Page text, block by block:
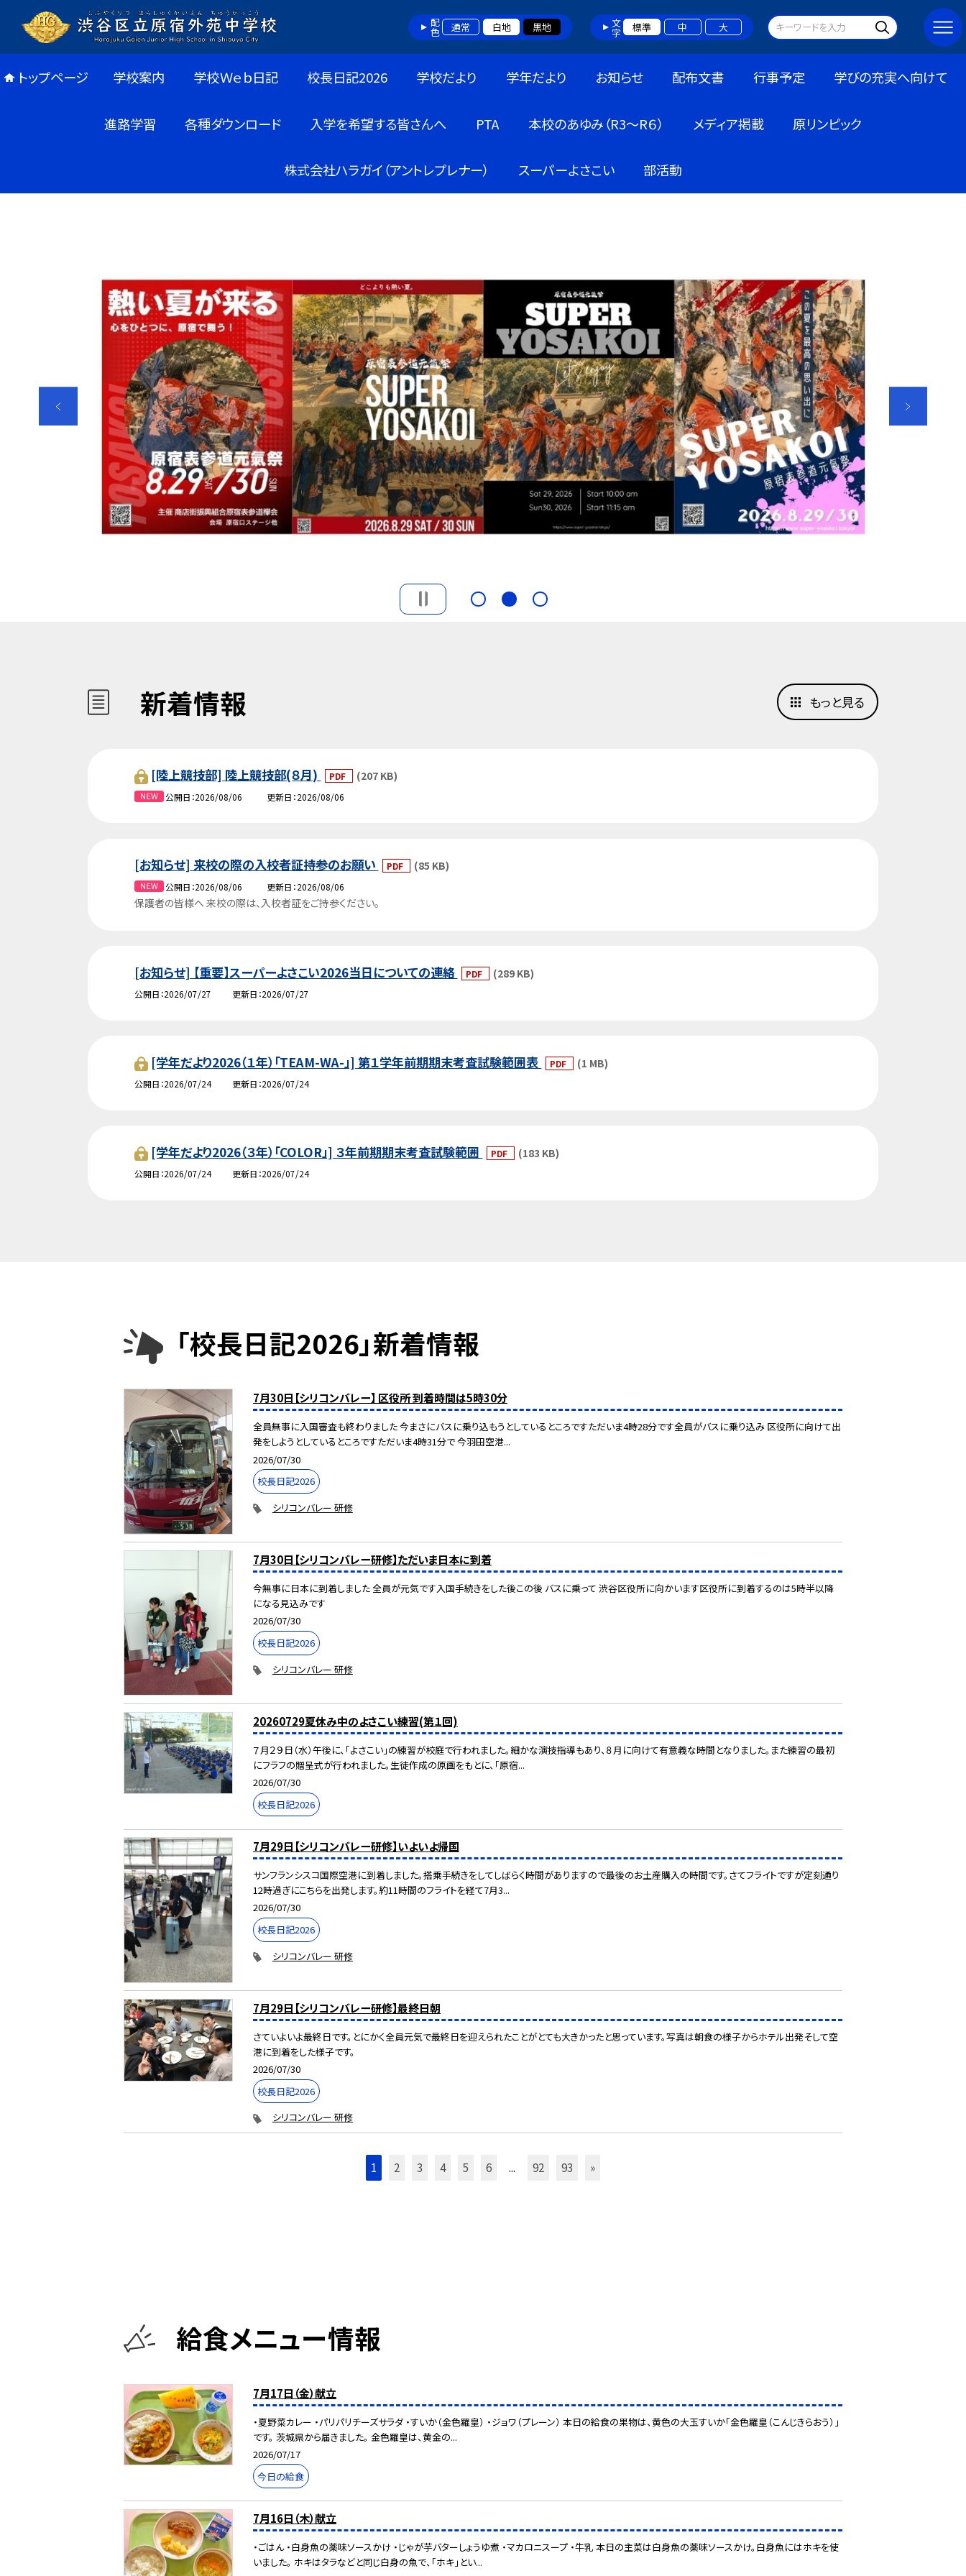
配色 通常 白地 黒地 文字 標準 中 大
トップページ 学校案内 学校Ｗｅｂ日記 校長日記2026 学校だより 学年だより お知らせ 配布文書 行事予定 学びの充実へ向けて
進路学習 各種ダウンロード 入学を希望する皆さんへ PTA 本校のあゆみ（R3～R６） メディア掲載 原リンピック
株式会社ハラガイ（アントレプレナー） スーパーよさこい 部活動
新着情報
[陸上競技部] 陸上競技部(８月) PDF (207 KB)
公開日 2026/08/06 更新日 2026/08/06
[お知らせ] 来校の際の入校者証持参のお願い PDF (85 KB)
公開日 2026/08/06 更新日 2026/08/06
保護者の皆様へ 来校の際は、入校者証をご持参ください。
[お知らせ] 【重要】スーパーよさこい2026当日についての連絡 PDF (289 KB)
公開日 2026/07/27 更新日 2026/07/27
[学年だより2026（１年）「TEAM-WA-」] 第１学年前期期末考査試験範囲表 PDF (1 MB)
公開日 2026/07/24 更新日 2026/07/24
[学年だより2026（３年）「COLOR」] ３年前期期末考査試験範囲 PDF (183 KB)
公開日 2026/07/24 更新日 2026/07/24
もっと見る
「校長日記2026」新着情報
7月30日【シリコンバレー】 区役所 到着時間は5時30分
全員無事に入国審査も終わりました 今まさにバスに乗り込もうとしているところですただいま4時28分です全員がバスに乗り込み 区役所に向けて出
発をしようとしているところですただいま4時31分で 今羽田空港...
2026/07/30
校長日記2026
シリコンバレー 研修
7月30日【シリコンバレー研修】ただいま日本に到着
今無事に日本に到着しました 全員が元気です入国手続きをした後この後 バスに乗って 渋谷区役所に向かいます区役所に到着するのは5時半以降
になる見込みです
2026/07/30
校長日記2026
シリコンバレー 研修
20260729夏休み中のよさこい練習(第１回)
７月２９日（水）午後に、「よさこい」の練習が校庭で行われました。細かな演技指導もあり、８月に向けて有意義な時間となりました。また練習の最初
にフラフの贈呈式が行われました。生徒作成の原画をもとに、「原宿...
2026/07/30
校長日記2026
7月29日【シリコンバレー研修】いよいよ帰国
サンフランシスコ国際空港に到着しました。搭乗手続きをしてしばらく時間がありますので最後のお土産購入の時間です。さてフライトですが定刻通り
12時過ぎにこちらを出発します。約11時間のフライトを経て7月3...
2026/07/30
校長日記2026
シリコンバレー 研修
7月29日【シリコンバレー研修】最終日朝
さていよいよ最終日です。とにかく全員元気で最終日を迎えられたことがとても大きかったと思っています。写真は朝食の様子からホテル出発そして空
港に到着をした様子です。
2026/07/30
校長日記2026
シリコンバレー 研修
1 2 3 4 5 6 ... 92 93 »
給食メニュー情報
7月17日（金）献立
・夏野菜カレー ・パリパリチーズサラダ ・すいか（金色羅皇） ・ジョワ（プレーン） 本日の給食の果物は、黄色の大玉すいか「金色羅皇（こんじきらおう）」
です。 茨城県から届きました。 金色羅皇は、黄金の...
2026/07/17
今日の給食
7月16日（木）献立
・ごはん ・白身魚の薬味ソースかけ ・じゃが芋バターしょうゆ煮 ・マカロニスープ ・牛乳 本日の主菜は白身魚の薬味ソースかけ。白身魚にはホキを使
いました。 ホキはタラなどと同じ白身の魚で、「ホキ」とい...